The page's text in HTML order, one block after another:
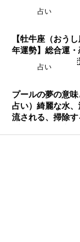
占い
【牡牛座（おう
年運勢】総合運
事運・金運・健
説✨ラッキーアイ
占い
プールの夢の意
占い）綺麗な水、
流される、掃除